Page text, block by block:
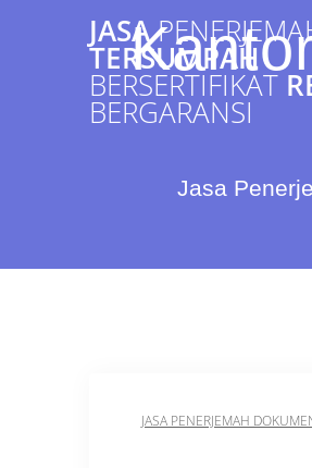
JASA
TERSUMPAH
BERSERTIFIKAT
BERGARANSI
Jasa
JASA PENERJEMAH